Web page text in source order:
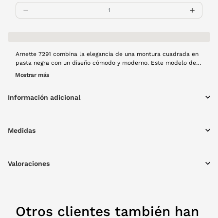
Arnette 7291 combina la elegancia de una montura cuadrada en
pasta negra con un diseño cómodo y moderno. Este modelo de
visión ofrece una claridad visual excepcional para el uso diario,
garantiza un estilo atemporal.
Mostrar más
Información adicional
Medidas
Valoraciones
Otros clientes también han